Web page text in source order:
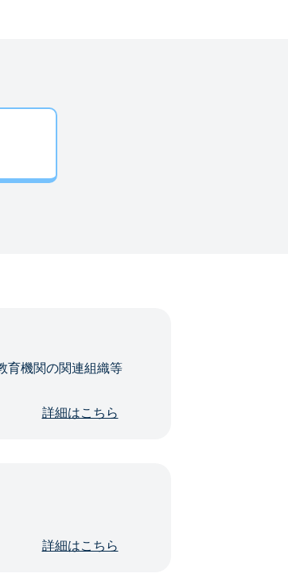
育機関の関連組織等
詳細はこちら
詳細はこちら